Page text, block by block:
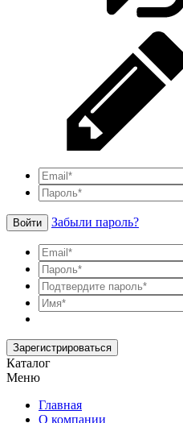
Войти Забыли пароль?
Зарегистрироваться
Каталог
Меню
Главная
О компании